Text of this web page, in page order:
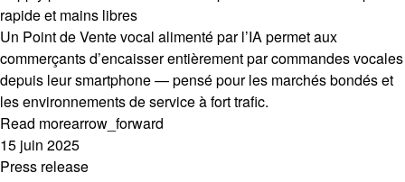
rapide et mains libres
Un Point de Vente vocal alimenté par l’IA permet aux
commerçants d’encaisser entièrement par commandes vocales
depuis leur smartphone — pensé pour les marchés bondés et
les environnements de service à fort trafic.
Read morearrow_forward
15 juin 2025
Press release